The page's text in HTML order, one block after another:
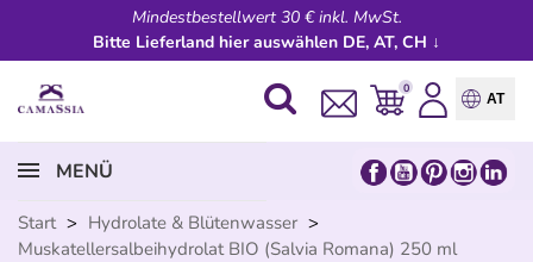
Mindestbestellwert 30 € inkl. MwSt.
Bitte Lieferland hier auswählen DE, AT, CH ↓
0
AT
MENÜ
Start > Hydrolate & Blütenwasser >
Muskatellersalbeihydrolat BIO (Salvia Romana) 250 ml